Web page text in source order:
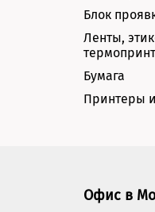
Блок
Ленты,
Бумага
Принтеры
Офис в